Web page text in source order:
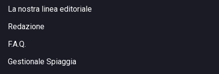
La nostra linea editoriale
Redazione
F.A.Q.
Gestionale Spiaggia